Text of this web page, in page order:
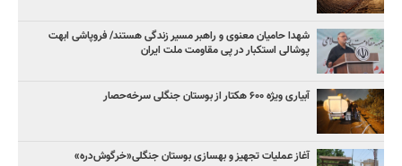
شهدا حامیان معنوی و راهبر مسیر زندگی هستند/ فروپاشی ابهت
پوشالی استکبار در پی مقاومت ملت ایران
آبیاری ویژه ۶۰۰ هکتار از بوستان جنگلی سرخه‌حصار
آغاز عملیات تجهیز و بهسازی بوستان جنگلی«خرگوش‌دره»